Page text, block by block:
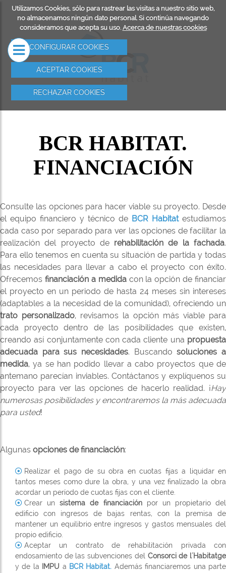
Utilizamos Cookies, sólo para rastrear las visitas a nuestro sitio web,
no almacenamos ningún dato personal. Si continúa navegando
consideramos que acepta su uso. Acerca de nuestras cookies
CONFIGURAR COOKIES
ACEPTAR COOKIES
RECHAZAR COOKIES
REHABILITACIÓN
DE FACHADAS
SERVICIOS
DE
DE
LIMPIEZA
BCR HABITAT.
FINANCIACIÓN
Consulte las opciones para hacer viable su proyecto. Desde
el equipo financiero y técnico de BCR Habitatestudiamos
cada caso por separado para ver las opciones de facilitar la
realización del proyecto de rehabilitación de la fachada.
Para ello tenemos en cuenta su situación de partida y todas
las necesidades para llevar a cabo el proyecto con éxito.
Ofrecemos financiación a medidacon la opción de financiar
el proyecto en un periodo de hasta 24 meses sin intereses
(adaptables a la necesidad de la comunidad), ofreciendo un
trato personalizado, revisamos la opción más viable para
cada proyecto dentro de las posibilidades que existen,
creando así conjuntamente con cada cliente una propuesta
adecuada para sus necesidades. Buscandosoluciones a
medida, ya se han podido llevar a cabo proyectos que de
antemano parecían inviables. Contáctanos y explíquenos su
proyecto para ver las opciones de hacerlo realidad. ¡Hay
numerosas posibilidades y encontraremos la más adecuada
para usted!
Algunas opciones de financiación:
Realizar el pago de su obra en cuotas fijas a liquidar en
tantos meses como dure la obra, y una vez finalizado la obra
acordar un período de cuotas fijas con el cliente.
Crear unsistema de financiaciónpor un propietario del
edificio con ingresos de bajas rentas, con la premisa de
mantener un equilibrio entre ingresos y gastos mensuales del
propio edificio.
Aceptar un contrato de rehabilitación privada con
endosamiento de las subvenciones del Consorci de l´Habitatge
y de la
IMPU a BCR Habitat. Además financiaremos una parte